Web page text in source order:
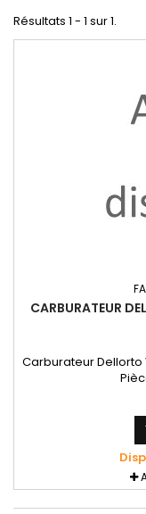
Résultats 1 - 1 sur 1.
CARBURATEUR
Carburateur Dellorto